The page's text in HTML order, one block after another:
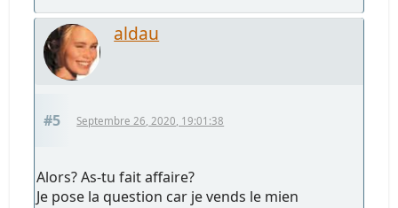
aldau
#5 Septembre 26, 2020, 19:01:38
Alors? As-tu fait affaire?
Je pose la question car je vends le mien